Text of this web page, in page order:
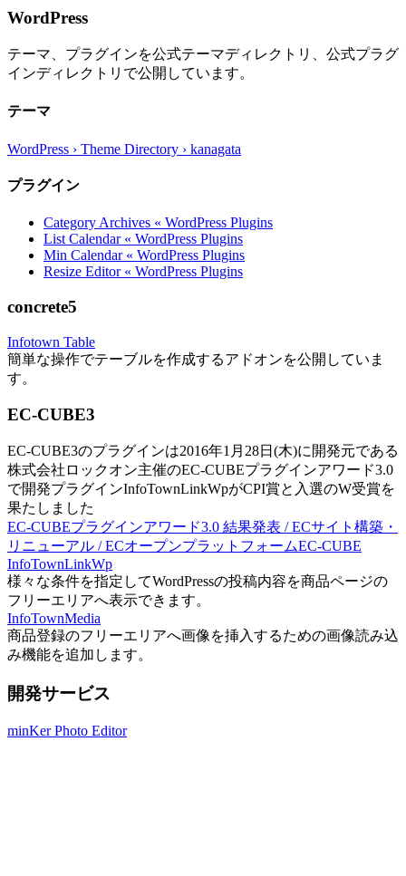
WordPress
テーマ、プラグインを公式テーマディレクトリ、公式プラグ
インディレクトリで公開しています。
テーマ
WordPress › Theme Directory › kanagata
プラグイン
Category Archives « WordPress Plugins
List Calendar « WordPress Plugins
Min Calendar « WordPress Plugins
Resize Editor « WordPress Plugins
concrete5
Infotown Table
簡単な操作でテーブルを作成するアドオンを公開していま
す。
EC-CUBE3
EC-CUBE3のプラグインは2016年1月28日(木)に開発元である
株式会社ロックオン主催のEC-CUBEプラグインアワード3.0
で開発プラグインInfoTownLinkWpがCPI賞と入選のW受賞を
果たしました
EC-CUBEプラグインアワード3.0 結果発表 / ECサイト構築・
リニューアル / ECオープンプラットフォームEC-CUBE
InfoTownLinkWp
様々な条件を指定してWordPressの投稿内容を商品ページの
フリーエリアへ表示できます。
InfoTownMedia
商品登録のフリーエリアへ画像を挿入するための画像読み込
み機能を追加します。
開発サービス
minKer Photo Editor